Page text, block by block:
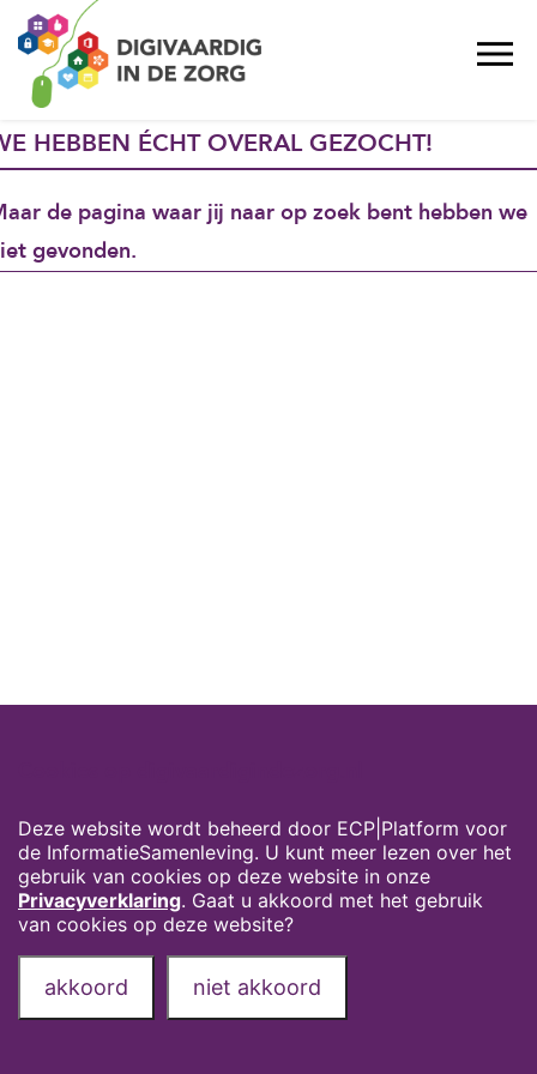
HEBBEN ÉCHT OVERAL GEZOCHT!
de pagina waar jij naar op zoek bent hebben we
gevonden.
Deze website wordt beheerd door ECP|Platform voor
de InformatieSamenleving. U kunt meer lezen over het
gebruik van cookies op deze website in onze
Privacyverklaring. Gaat u akkoord met het gebruik
van cookies op deze website?
akkoord niet akkoord